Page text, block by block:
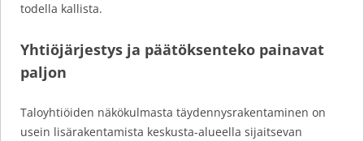
todella kallista.
Yhtiöjärjestys ja päätöksenteko painavat
paljon
Taloyhtiöiden näkökulmasta täydennysrakentaminen on
usein lisärakentamista keskusta-alueella sijaitsevan